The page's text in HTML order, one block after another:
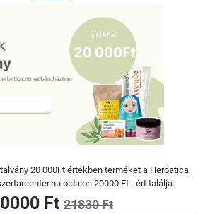
20 000Ft értékben terméket a Herbatica
oldalon 20000 Ft - ért találja.
Ft 21830 Ft